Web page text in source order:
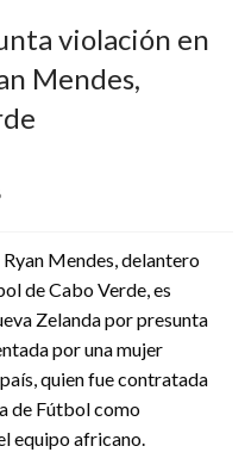
violación en
Mendes,
Mendes, delantero
de Cabo Verde, es
Zelanda por presunta
por una mujer
quien fue contratada
de Fútbol como
equipo africano.